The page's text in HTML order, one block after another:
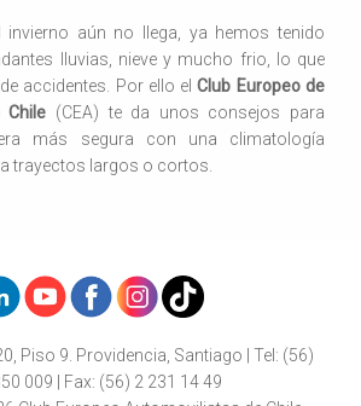
invierno aún no llega, ya hemos tenido
lluvias, nieve y mucho frio, lo que
accidentes. Por ello elClub Europeo de
Chile (CEA) te da unos consejos para
más segura con una climatología
trayectos largos o cortos.
Piso 9. Providencia, Santiago | Tel: (56)
009 | Fax: (56) 2 231 14 49